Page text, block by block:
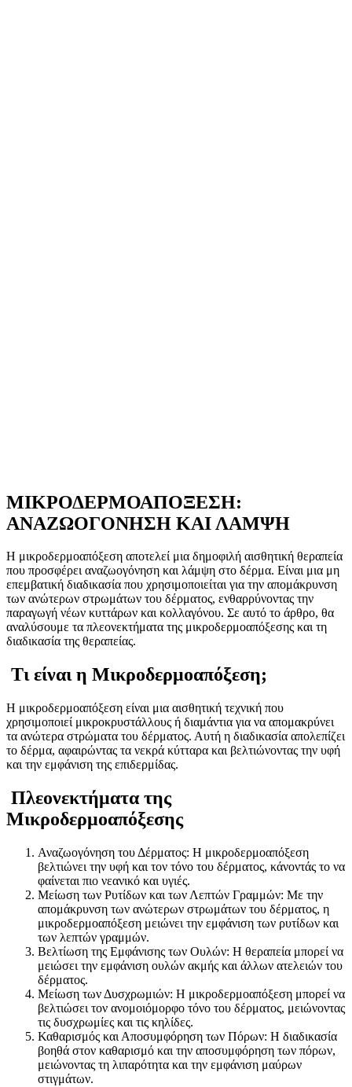
ΜΙΚΡΟΔΕΡΜΟΑΠΟΞΕΣΗ:
ΑΝΑΖΩΟΓΟΝΗΣΗ ΚΑΙ ΛΑΜΨΗ
Η μικροδερμοαπόξεση αποτελεί μια δημοφιλή αισθητική θεραπεία
που προσφέρει αναζωογόνηση και λάμψη στο δέρμα. Είναι μια μη
επεμβατική διαδικασία που χρησιμοποιείται για την απομάκρυνση
των ανώτερων στρωμάτων του δέρματος, ενθαρρύνοντας την
παραγωγή νέων κυττάρων και κολλαγόνου. Σε αυτό το άρθρο, θα
αναλύσουμε τα πλεονεκτήματα της μικροδερμοαπόξεσης και τη
διαδικασία της θεραπείας.
Τι είναι η Μικροδερμοαπόξεση;
Η μικροδερμοαπόξεση είναι μια αισθητική τεχνική που
χρησιμοποιεί μικροκρυστάλλους ή διαμάντια για να απομακρύνει
τα ανώτερα στρώματα του δέρματος. Αυτή η διαδικασία απολεπίζει
το δέρμα, αφαιρώντας τα νεκρά κύτταρα και βελτιώνοντας την υφή
και την εμφάνιση της επιδερμίδας.
Πλεονεκτήματα της
Μικροδερμοαπόξεσης
Αναζωογόνηση του Δέρματος: Η μικροδερμοαπόξεση
βελτιώνει την υφή και τον τόνο του δέρματος, κάνοντάς το να
φαίνεται πιο νεανικό και υγιές.
Μείωση των Ρυτίδων και των Λεπτών Γραμμών: Με την
απομάκρυνση των ανώτερων στρωμάτων του δέρματος, η
μικροδερμοαπόξεση μειώνει την εμφάνιση των ρυτίδων και
των λεπτών γραμμών.
Βελτίωση της Εμφάνισης των Ουλών: Η θεραπεία μπορεί να
μειώσει την εμφάνιση ουλών ακμής και άλλων ατελειών του
δέρματος.
Μείωση των Δυσχρωμιών: Η μικροδερμοαπόξεση μπορεί να
βελτιώσει τον ανομοιόμορφο τόνο του δέρματος, μειώνοντας
τις δυσχρωμίες και τις κηλίδες.
Καθαρισμός και Αποσυμφόρηση των Πόρων: Η διαδικασία
βοηθά στον καθαρισμό και την αποσυμφόρηση των πόρων,
μειώνοντας τη λιπαρότητα και την εμφάνιση μαύρων
στιγμάτων.